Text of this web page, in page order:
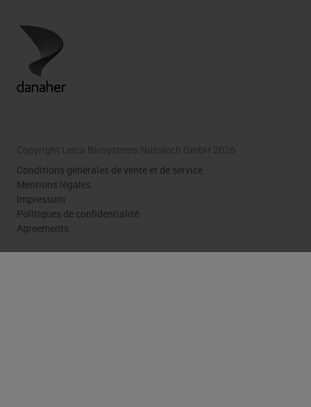
Copyright Leica Biosystems Nussloch GmbH 2026
Conditions générales de vente et de service
Mentions légales
Impressum
Politiques de confidentialité
Agreements